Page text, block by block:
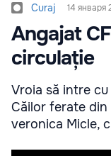
Curaj 14 января
Angajat
circulație
Vroia să intre
Căilor ferate
veronica Micle,